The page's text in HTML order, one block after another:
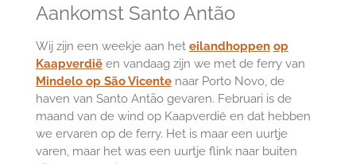
Aankomst Santo Antão
Wij zijn een weekje aan het eilandhoppen op
Kaapverdië en vandaag zijn we met de ferry van
Mindelo op São Vicentenaar Porto Novo, de
haven van Santo Antão gevaren. Februari is de
maand van de wind op Kaapverdië en dat hebben
we ervaren op de ferry. Het is maar een uurtje
varen, maar het was een uurtje flink naar buiten